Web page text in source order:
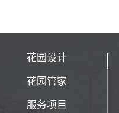
花园设计
花园管家
服务项目